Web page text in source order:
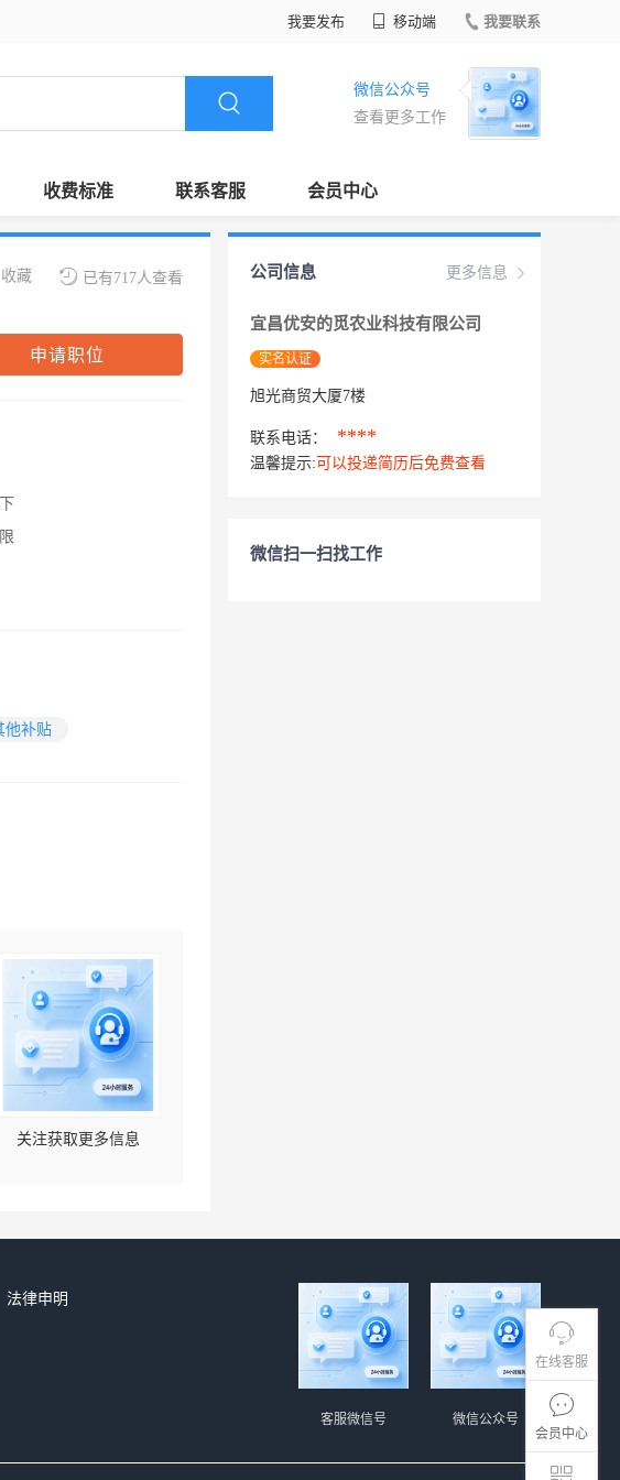
我要发布 移动端 我要联系
微信公众号
查看更多工作
收费标准 联系客服 会员中心
在线客服
会员中心
已有717人查看
收藏
申请职位
他补贴
关注获取更多信息
更多信息
公司信息
宜昌优安的觅农业科技有限公司
实名认证
旭光商贸大厦7楼
联系电话： ****
温馨提示: 可以投递简历后免费查看
微信扫一扫找工作
法律申明
微信公众号
客服微信号